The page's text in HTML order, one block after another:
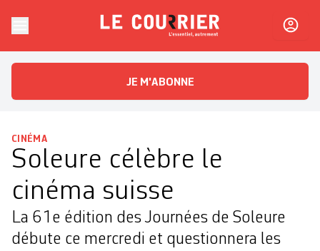
Le CourrierL'essentiel, autrement
JE M'ABONNE
CINÉMA
Soleure célèbre le
cinéma suisse
La 61e édition des Journées de Soleure
débute ce mercredi et questionnera les